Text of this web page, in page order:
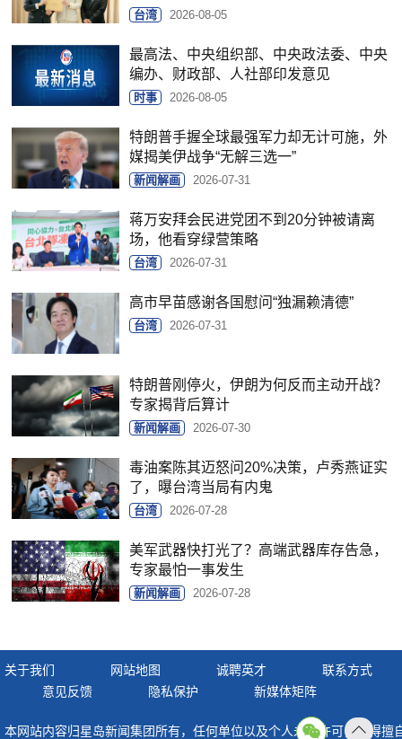
台湾 2026-08-05
最高法、中央组织部、中央政法委、中央
编办、财政部、人社部印发意见
时事 2026-08-05
特朗普手握全球最强军力却无计可施，外
媒揭美伊战争“无解三选一”
新闻解画 2026-07-31
蒋万安拜会民进党团不到20分钟被请离
场，他看穿绿营策略
台湾 2026-07-31
高市早苗感谢各国慰问“独漏赖清德”
台湾 2026-07-31
特朗普刚停火，伊朗为何反而主动开战？
专家揭背后算计
新闻解画 2026-07-30
毒油案陈其迈怒问20%决策，卢秀燕证实
了，曝台湾当局有内鬼
台湾 2026-07-28
美军武器快打光了？高端武器库存告急，
专家最怕一事发生
新闻解画 2026-07-28
关于我们 网站地图 诚聘英才
联系方式
意见反馈
隐私保护 新媒体矩阵
本网站内容归星岛新闻集团所有，任何单位以及个人未经许可，不得擅